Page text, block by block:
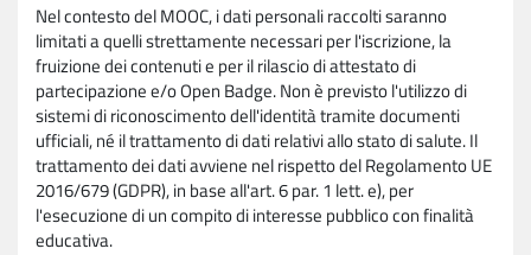
Nel contesto del MOOC, i dati personali raccolti saranno
limitati a quelli strettamente necessari per l'iscrizione, la
fruizione dei contenuti e per il rilascio di attestato di
partecipazione e/o Open Badge. Non è previsto l'utilizzo di
sistemi di riconoscimento dell'identità tramite documenti
ufficiali, né il trattamento di dati relativi allo stato di salute. Il
trattamento dei dati avviene nel rispetto del Regolamento UE
2016/679 (GDPR), in base all'art. 6 par. 1 lett. e), per
l'esecuzione di un compito di interesse pubblico con finalità
educativa.